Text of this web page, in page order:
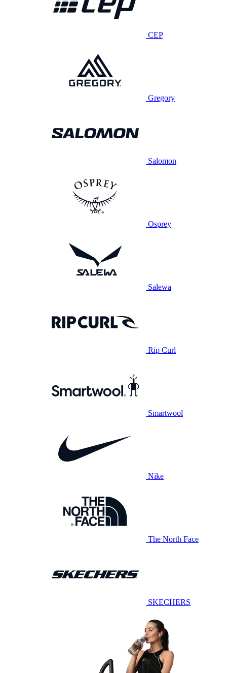
CEP
Gregory
Salomon
Osprey
Salewa
Rip Curl
Smartwool
Nike
The North Face
SKECHERS